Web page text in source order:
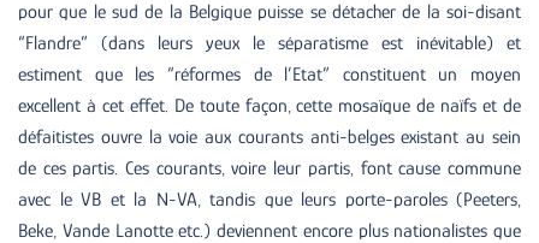
pour que le sud de la Belgique puisse se détacher de la soi-disant
“Flandre” (dans leurs yeux le séparatisme est inévitable) et
estiment que les “réformes de l’Etat” constituent un moyen
excellent à cet effet. De toute façon, cette mosaïque de naïfs et de
défaitistes ouvre la voie aux courants anti-belges existant au sein
de ces partis. Ces courants, voire leur partis, font cause commune
avec le VB et la N-VA, tandis que leurs porte-paroles (Peeters,
Beke, Vande Lanotte etc.) deviennent encore plus nationalistes que